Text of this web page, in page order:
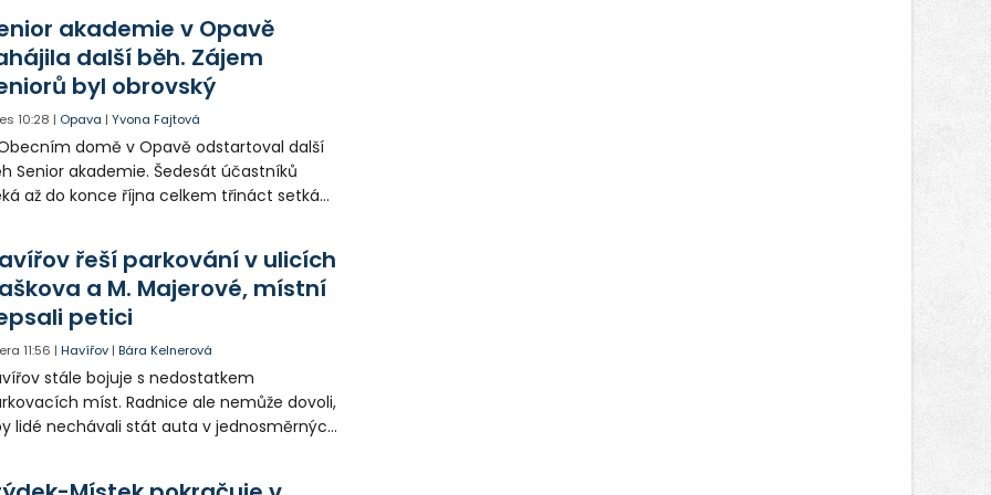
a místostarosta David Kula.
akademie v Opavě
další běh. Zájem
byl obrovský
10:28 | Opava |Yvona Fajtová
domě v Opavě odstartoval další
Senior akademie. Šedesát účastníků
až do konce října celkem třináct setkání
Na závěr převezmou úspěšní
certifikáty o absolvování studia a
dárky.
řeší parkování v ulicích
a M. Majerové, místní
petici
11:56 |Havířov |Bára Kelnerová
stále bojuje s nedostatkem
míst. Radnice ale nemůže dovoli,
lidé nechávali stát auta v jednosměrných